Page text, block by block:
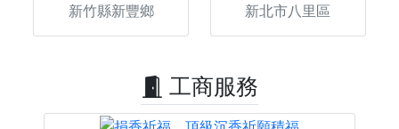
新竹縣新豐鄉
新北市八里區
工商服務